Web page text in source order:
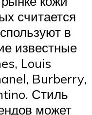
считается
в
известные
Louis
Burberry,
Стиль
может